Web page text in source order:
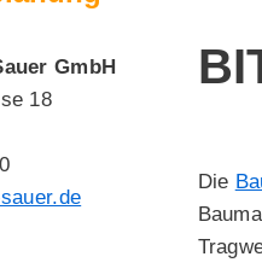
GmbH
18
Die